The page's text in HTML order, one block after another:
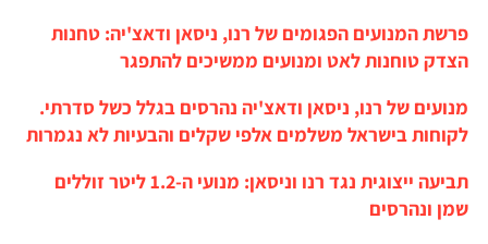
פרשת המנועים הפגומים של רנו, ניסאן ודאצ'יה: טחנות
הצדק טוחנות לאט ומנועים ממשיכים להתפגר
מנועים של רנו, ניסאן ודאצ'יה נהרסים בגלל כשל סדרתי.
לקוחות בישראל משלמים אלפי שקלים והבעיות לא נגמרות
תביעה ייצוגית נגד רנו וניסאן: מנועי ה-1.2 ליטר זוללים
שמן ונהרסים